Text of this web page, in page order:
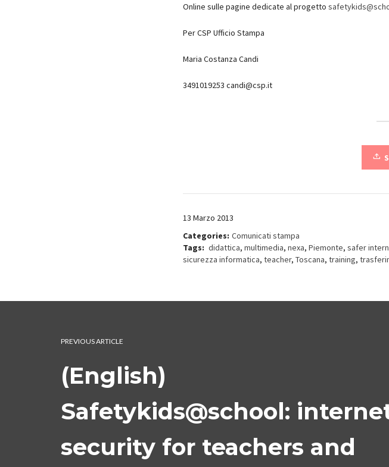
Online sulle pagine dedicate al progetto
Per CSP Ufficio Stampa
Maria Costanza Candi
3491019253 candi@csp.it
13 Marzo 2013
Categories: Comunicati stampa
Tags: didattica, multimedia, nexa, Piemonte, safer
sicurezza informatica, teacher, Toscana, training,
PREVIOUS ARTICLE
(English)
Safetykids@school:
security for teachers and